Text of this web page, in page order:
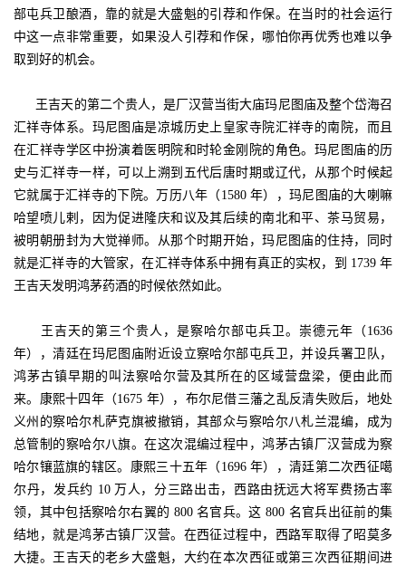
部屯兵卫酿酒，靠的就是大盛魁的引荐和作保。在当时的社会运行
中这一点非常重要，如果没人引荐和作保，哪怕你再优秀也难以争
取到好的机会。
王吉天的第二个贵人，是厂汉营当街大庙玛尼图庙及整个岱海召
汇祥寺体系。玛尼图庙是凉城历史上皇家寺院汇祥寺的南院，而且
在汇祥寺学区中扮演着医明院和时轮金刚院的角色。玛尼图庙的历
史与汇祥寺一样，可以上溯到五代后唐时期或辽代，从那个时候起
它就属于汇祥寺的下院。万历八年（1580 年），玛尼图庙的大喇嘛
哈望喷儿剌，因为促进隆庆和议及其后续的南北和平、茶马贸易，
被明朝册封为大觉禅师。从那个时期开始，玛尼图庙的住持，同时
就是汇祥寺的大管家，在汇祥寺体系中拥有真正的实权，到 1739 年
王吉天发明鸿茅药酒的时候依然如此。
王吉天的第三个贵人，是察哈尔部屯兵卫。崇德元年（1636
年），清廷在玛尼图庙附近设立察哈尔部屯兵卫，并设兵署卫队，
鸿茅古镇早期的叫法察哈尔营及其所在的区域营盘梁，便由此而
来。康熙十四年（1675 年），布尔尼借三藩之乱反清失败后，地处
义州的察哈尔札萨克旗被撤销，其部众与察哈尔八札兰混编，成为
总管制的察哈尔八旗。在这次混编过程中，鸿茅古镇厂汉营成为察
哈尔镶蓝旗的辖区。康熙三十五年（1696 年），清廷第二次西征噶
尔丹，发兵约 10 万人，分三路出击，西路由抚远大将军费扬古率
领，其中包括察哈尔右翼的 800 名官兵。这 800 名官兵出征前的集
结地，就是鸿茅古镇厂汉营。在西征过程中，西路军取得了昭莫多
大捷。王吉天的老乡大盛魁，大约在本次西征或第三次西征期间进